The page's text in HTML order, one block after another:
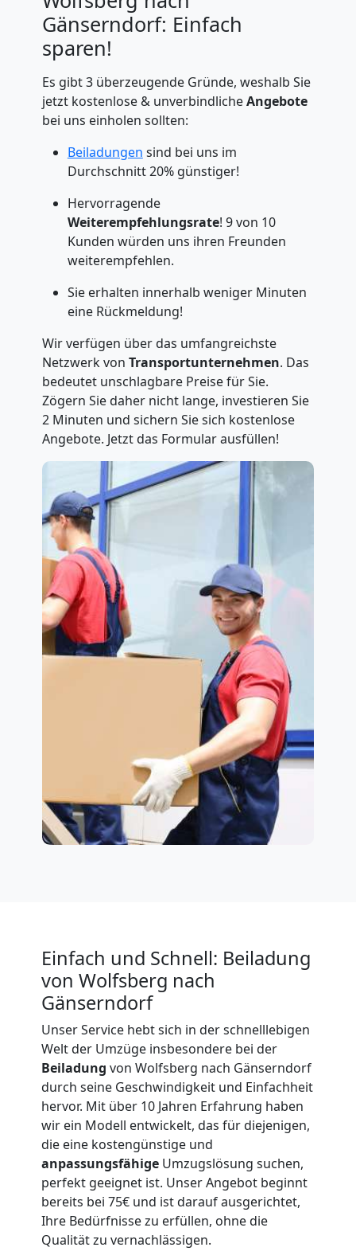
Gänserndorf: Einfach
sparen!
Es gibt 3 überzeugende Gründe, weshalb Sie
jetzt kostenlose & unverbindlicheAngebote
bei uns einholen sollten:
Beiladungen sind bei uns im
Durchschnitt 20% günstiger!
Hervorragende
Weiterempfehlungsrate! 9 von 10
Kunden würden uns ihren Freunden
weiterempfehlen.
Sie erhalten innerhalb weniger Minuten
eine Rückmeldung!
Wir verfügen über das umfangreichste
Netzwerk von Transportunternehmen. Das
bedeutet unschlagbare Preise für Sie.
Zögern Sie daher nicht lange, investieren Sie
2 Minuten und sichern Sie sich kostenlose
Angebote. Jetzt das Formular ausfüllen!
Einfach und Schnell: Beiladung
von Wolfsberg nach
Gänserndorf
Unser Service hebt sich in der schnelllebigen
Welt der Umzüge insbesondere bei der
Beiladung von Wolfsberg nach Gänserndorf
durch seine Geschwindigkeit und Einfachheit
hervor. Mit über 10 Jahren Erfahrung haben
wir ein Modell entwickelt, das für diejenigen,
die eine kostengünstige und
anpassungsfähige Umzugslösung suchen,
perfekt geeignet ist. Unser Angebot beginnt
bereits bei 75€ und ist darauf ausgerichtet,
Ihre Bedürfnisse zu erfüllen, ohne die
Qualität zu vernachlässigen.
Umzugshelfer
Wolfsberg
Möbeltaxi
Wolfsberg
Kleintransport
Wolfsberg